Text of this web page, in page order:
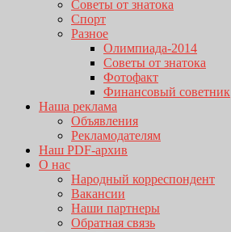
Советы от знатока
Спорт
Разное
Олимпиада-2014
Советы от знатока
Фотофакт
Финансовый советник
Наша реклама
Объявления
Рекламодателям
Наш PDF-архив
О нас
Народный корреспондент
Вакансии
Наши партнеры
Обратная связь